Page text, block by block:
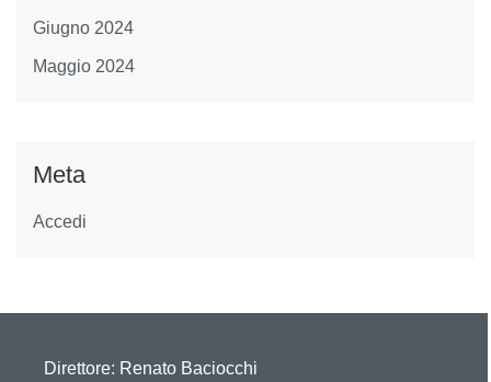
Giugno 2024
Maggio 2024
Meta
Accedi
Direttore: Renato Baciocchi